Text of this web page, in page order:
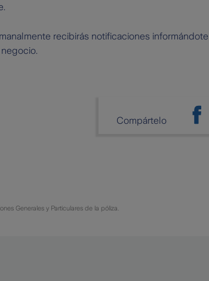
recibirás notificaciones
Compártelo
Generales y Particulares de la póliza.